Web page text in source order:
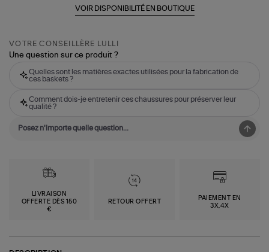
VOIR DISPONIBILITÉ EN BOUTIQUE
VOTRE CONSEILLÈRE LULLI
Une question sur ce produit ?
Quelles sont les matières exactes utilisées pour la fabrication de
ces baskets ?
Comment dois-je entretenir ces chaussures pour préserver leur
qualité ?
LIVRAISON
OFFERTE DÈS 150
€
RETOUR OFFERT
PAIEMENT EN
3X,4X